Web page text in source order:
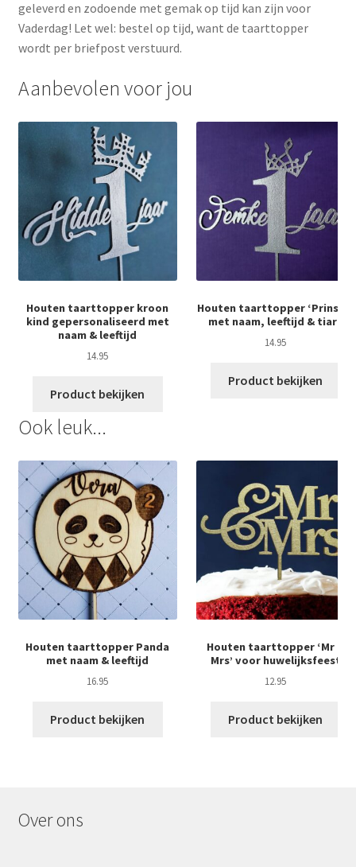
geleverd en zodoende met gemak op tijd kan zijn voor
Vaderdag! Let wel: bestel op tijd, want de taarttopper
wordt per briefpost verstuurd.
Aanbevolen voor jou
Houten taarttopper kroon
kind gepersonaliseerd met
naam & leeftijd
14.95
Product bekijken
Houten taarttopper ‘Prinses’
met naam, leeftijd & tiara
14.95
Product bekijken
Ook leuk...
Houten taarttopper Panda
met naam & leeftijd
16.95
Product bekijken
Houten taarttopper ‘Mr &
Mrs’ voor huwelijksfeest
12.95
Product bekijken
Over ons